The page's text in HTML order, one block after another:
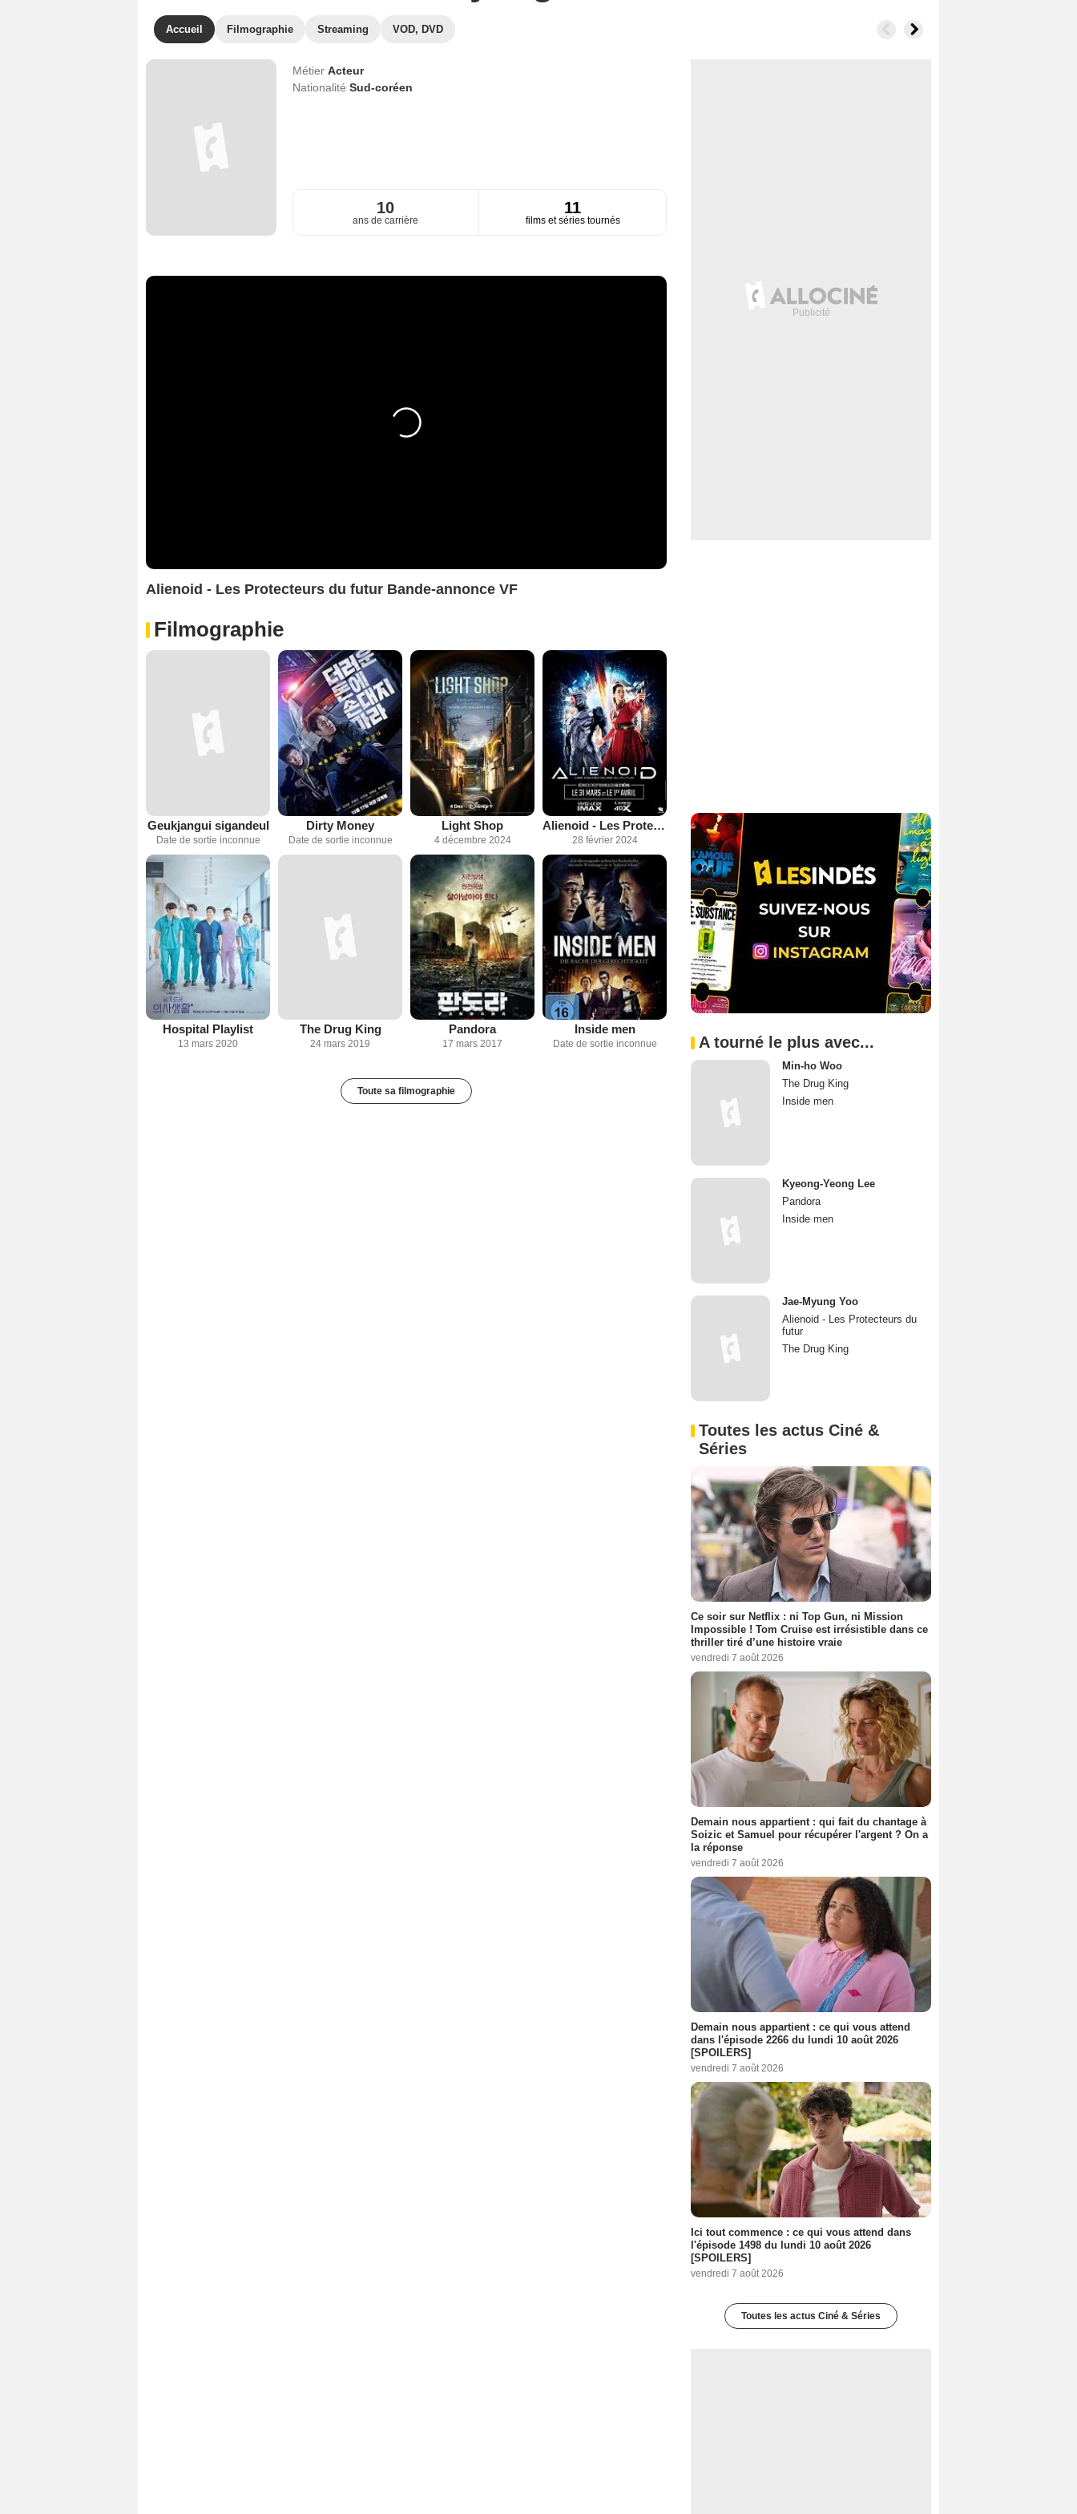
Accueil Filmographie Streaming VOD, DVD
Métier Acteur
Nationalité Sud-coréen
10
ans de carrière
11
films et séries tournés
Alienoid - Les Protecteurs du futur Bande-annonce VF
Filmographie
Geukjangui sigandeul
Date de sortie inconnue
Dirty Money
Date de sortie inconnue
Light Shop
4 décembre 2024
Alienoid - Les Protecteurs du futur
28 février 2024
Hospital Playlist
13 mars 2020
The Drug King
24 mars 2019
Pandora
17 mars 2017
Inside men
Date de sortie inconnue
Toute sa filmographie
A tourné le plus avec...
Min-ho Woo
The Drug King
Inside men
Kyeong-Yeong Lee
Pandora
Inside men
Jae-Myung Yoo
Alienoid - Les Protecteurs du
futur
The Drug King
Toutes les actus Ciné &
Séries
Ce soir sur Netflix : ni Top Gun, ni Mission
Impossible ! Tom Cruise est irrésistible dans ce
thriller tiré d’une histoire vraie
vendredi 7 août 2026
Demain nous appartient : qui fait du chantage à
Soizic et Samuel pour récupérer l'argent ? On a
la réponse
vendredi 7 août 2026
Demain nous appartient : ce qui vous attend
dans l'épisode 2266 du lundi 10 août 2026
[SPOILERS]
vendredi 7 août 2026
Ici tout commence : ce qui vous attend dans
l'épisode 1498 du lundi 10 août 2026
[SPOILERS]
vendredi 7 août 2026
Toutes les actus Ciné & Séries